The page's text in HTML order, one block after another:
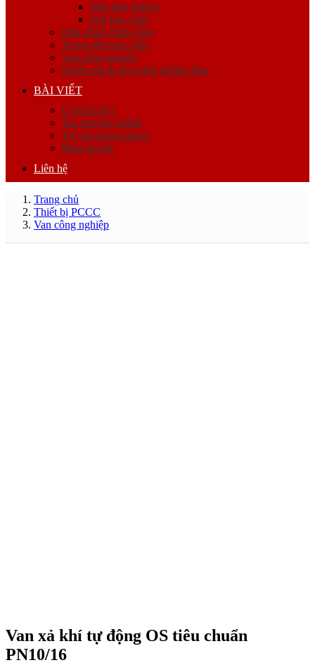
Đèn báo phòng
Nút báo cháy
Đầu phun chữa cháy
Trung tâm báo cháy
Van công nghiệp
Khớp nối & phụ kiện đường ống
BÀI VIẾT
CATALOG
Tin chuyên ngành
Tư vấn khách hàng
Blog tin tức
Liên hệ
Trang chủ
Thiết bị PCCC
Van công nghiệp
Van xả khí tự động OS tiêu chuẩn
PN10/16